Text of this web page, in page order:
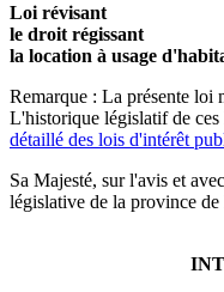
Loi révisant
le droit régissant
la location à usage
Remarque : La présente loi
L'historique législatif de
détaillé des lois d'intérêt
Sa Majesté, sur l'avis et
législative de la province